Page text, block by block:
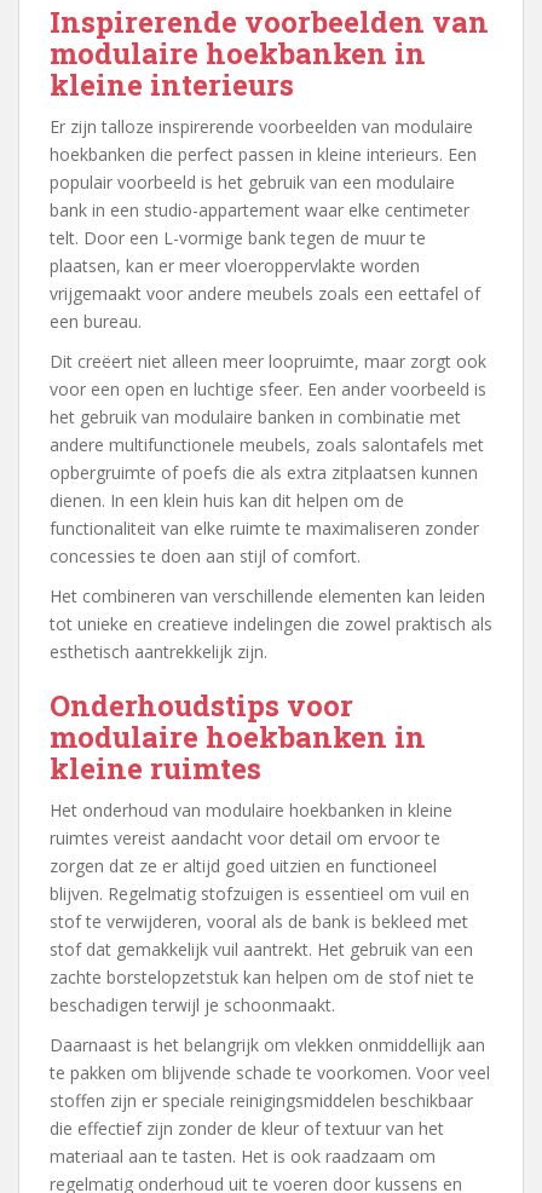
Inspirerende voorbeelden van
modulaire hoekbanken in
kleine interieurs
Er zijn talloze inspirerende voorbeelden van modulaire
hoekbanken die perfect passen in kleine interieurs. Een
populair voorbeeld is het gebruik van een modulaire
bank in een studio-appartement waar elke centimeter
telt. Door een L-vormige bank tegen de muur te
plaatsen, kan er meer vloeroppervlakte worden
vrijgemaakt voor andere meubels zoals een eettafel of
een bureau.
Dit creëert niet alleen meer loopruimte, maar zorgt ook
voor een open en luchtige sfeer. Een ander voorbeeld is
het gebruik van modulaire banken in combinatie met
andere multifunctionele meubels, zoals salontafels met
opbergruimte of poefs die als extra zitplaatsen kunnen
dienen. In een klein huis kan dit helpen om de
functionaliteit van elke ruimte te maximaliseren zonder
concessies te doen aan stijl of comfort.
Het combineren van verschillende elementen kan leiden
tot unieke en creatieve indelingen die zowel praktisch als
esthetisch aantrekkelijk zijn.
Onderhoudstips voor
modulaire hoekbanken in
kleine ruimtes
Het onderhoud van modulaire hoekbanken in kleine
ruimtes vereist aandacht voor detail om ervoor te
zorgen dat ze er altijd goed uitzien en functioneel
blijven. Regelmatig stofzuigen is essentieel om vuil en
stof te verwijderen, vooral als de bank is bekleed met
stof dat gemakkelijk vuil aantrekt. Het gebruik van een
zachte borstelopzetstuk kan helpen om de stof niet te
beschadigen terwijl je schoonmaakt.
Daarnaast is het belangrijk om vlekken onmiddellijk aan
te pakken om blijvende schade te voorkomen. Voor veel
stoffen zijn er speciale reinigingsmiddelen beschikbaar
die effectief zijn zonder de kleur of textuur van het
materiaal aan te tasten. Het is ook raadzaam om
regelmatig onderhoud uit te voeren door kussens en